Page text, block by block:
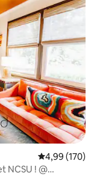
Évaluation
4,99 (170)
NCSU ! @